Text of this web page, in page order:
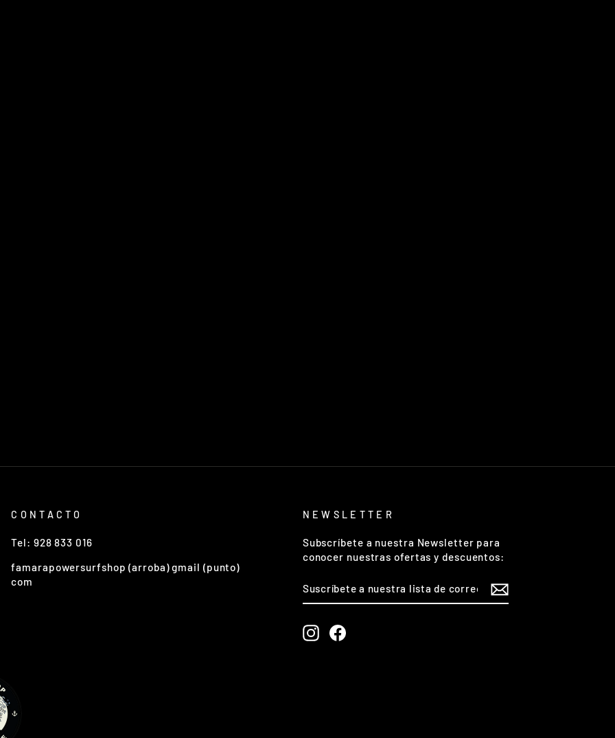
CONTACTO
Tel: 928 833 016
famarapowersurfshop (arroba) gmail (punto)
com
NEWSLETTER
Subscríbete a nuestra Newsletter para
conocer nuestras ofertas y descuentos:
A
NUESTRA
DE
CORREO
InstagramFacebook